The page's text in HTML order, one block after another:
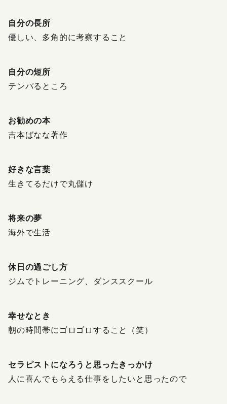
自分の長所
優しい、多角的に考察すること
自分の短所
テンパるところ
お勧めの本
吉本ばなな著作
好きな言葉
生きてるだけで丸儲け
将来の夢
海外で生活
休日の過ごし方
ジムでトレーニング、ダンススクール
幸せなとき
朝の時間帯にゴロゴロすること（笑）
セラピストになろうと思ったきっかけ
人に喜んでもらえる仕事をしたいと思ったので